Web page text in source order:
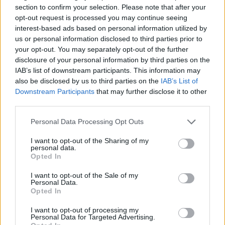
section to confirm your selection. Please note that after your
opt-out request is processed you may continue seeing
interest-based ads based on personal information utilized by
us or personal information disclosed to third parties prior to
your opt-out. You may separately opt-out of the further
disclosure of your personal information by third parties on the
IAB’s list of downstream participants. This information may
also be disclosed by us to third parties on the IAB’s List of
Downstream Participants that may further disclose it to other
Personal Data Processing Opt Outs
I want to opt-out of the Sharing of my
personal data.
Opted In
I want to opt-out of the Sale of my
Personal Data.
Opted In
I want to opt-out of processing my
Personal Data for Targeted Advertising.
"Vattene", Schlein contestata
nella piazza amica di Bologna